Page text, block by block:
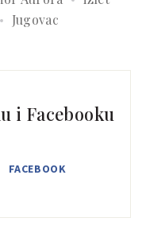
Jugovac
i Facebooku
FACEBOOK